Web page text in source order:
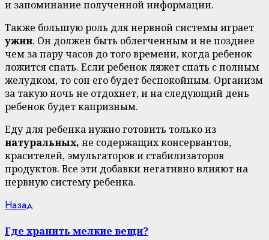
и запоминание полученной информации.
Также большую роль для нервной системы играет
ужин. Он должен быть облегченным и не позднее
чем за пару часов до того времени, когда ребенок
ложится спать. Если ребенок ляжет спать с полным
желудком, то сон его будет беспокойным. Организм
за такую ночь не отдохнет, и на следующий день
ребенок будет капризным.
Еду для ребенка нужно готовить только из
натуральных, не содержащих консервантов,
красителей, эмульгаторов и стабилизаторов
продуктов. Все эти добавки негативно влияют на
нервную систему ребенка.
Continue
Reading
Назад
Где хранить мелкие вещи?